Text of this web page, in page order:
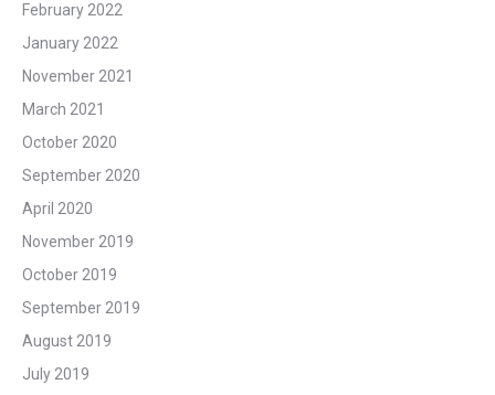
February 2022
January 2022
November 2021
March 2021
October 2020
September 2020
April 2020
November 2019
October 2019
September 2019
August 2019
July 2019